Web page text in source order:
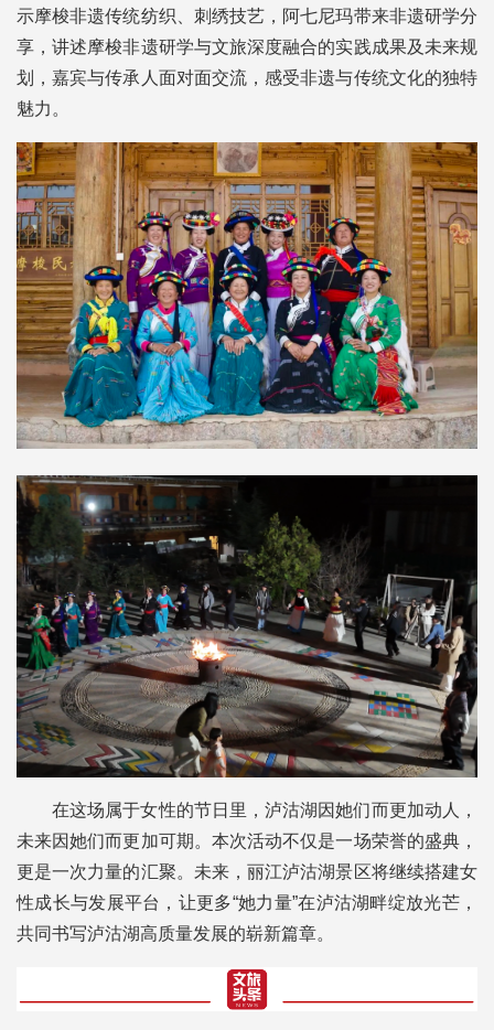
示摩梭非遗传统纺织、刺绣技艺，阿七尼玛带来非遗研学分
享，讲述摩梭非遗研学与文旅深度融合的实践成果及未来规
划，嘉宾与传承人面对面交流，感受非遗与传统文化的独特
魅力。
在这场属于女性的节日里，泸沽湖因她们而更加动人，
未来因她们而更加可期。本次活动不仅是一场荣誉的盛典，
更是一次力量的汇聚。未来，丽江泸沽湖景区将继续搭建女
性成长与发展平台，让更多“她力量”在泸沽湖畔绽放光芒，
共同书写泸沽湖高质量发展的崭新篇章。